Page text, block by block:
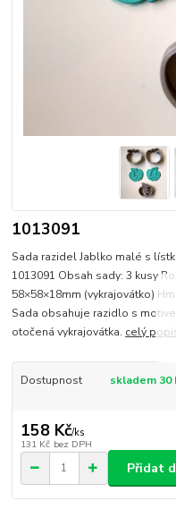
1013091
Sada razidel Jablko malé s
1013091 Obsah sady: 3 kusy
58×58×18mm (vykrajovátko)
Sada obsahuje razidlo s
otočená vykrajovátka. celý
Dostupnost skladem 30
158 Kč/ks
131 Kč bez DPH
Přidat